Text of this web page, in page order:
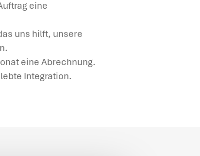
eine
uns hilft, unsere
eine Abrechnung.
Integration.